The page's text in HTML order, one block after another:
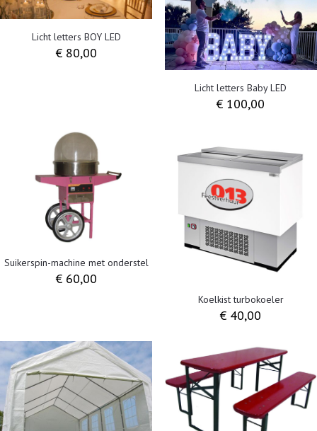
Licht letters BOY LED
€80,00
Licht letters Baby LED
€ 100,00
Suikerspin-machine met onderstel
€60,00
Koelkist turbokoeler
€ 40,00